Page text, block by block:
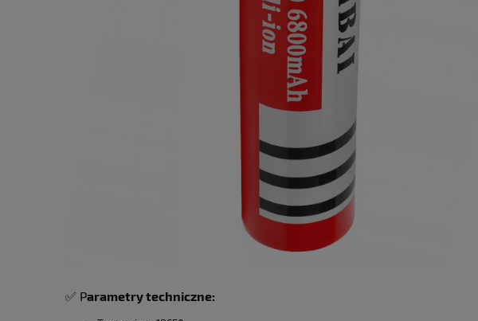
✅ Parametry techniczne: